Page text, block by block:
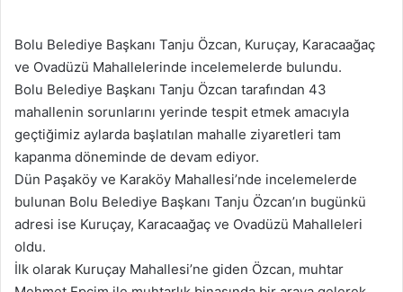
Bolu Belediye Başkanı Tanju Özcan, Kuruçay, Karacaağaç
ve Ovadüzü Mahallelerinde incelemelerde bulundu.
Bolu Belediye Başkanı Tanju Özcan tarafından 43
mahallenin sorunlarını yerinde tespit etmek amacıyla
geçtiğimiz aylarda başlatılan mahalle ziyaretleri tam
kapanma döneminde de devam ediyor.
Dün Paşaköy ve Karaköy Mahallesi’nde incelemelerde
bulunan Bolu Belediye Başkanı Tanju Özcan’ın bugünkü
adresi ise Kuruçay, Karacaağaç ve Ovadüzü Mahalleleri
oldu.
İlk olarak Kuruçay Mahallesi’ne giden Özcan, muhtar